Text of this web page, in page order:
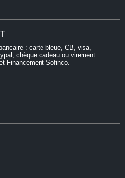
matière de
comment les clients